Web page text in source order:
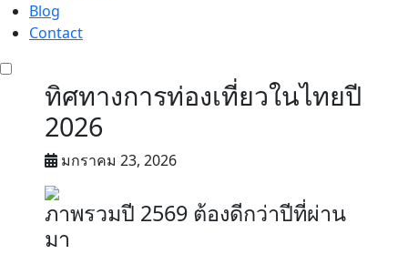
Blog
Contact
ทิศทางการท่องเที่ยวในไทยปี
2026
มกราคม 23, 2026
ภาพรวมปี 2569 ต้องดีกว่าปีที่ผ่าน
มา